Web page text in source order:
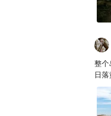
整个
日